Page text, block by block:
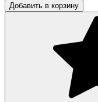
Добавить в корзину